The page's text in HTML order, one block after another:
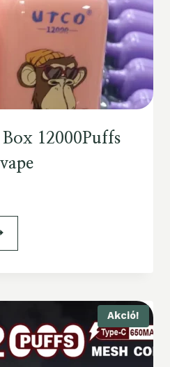
12000Puffs
Akció!